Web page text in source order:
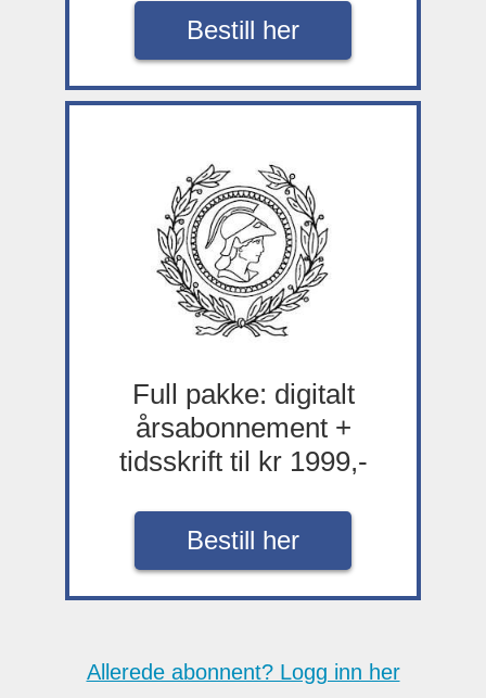
Bestill her
Full pakke: digitalt
årsabonnement +
tidsskrift til kr 1999,-
Bestill her
Allerede abonnent? Logg inn her